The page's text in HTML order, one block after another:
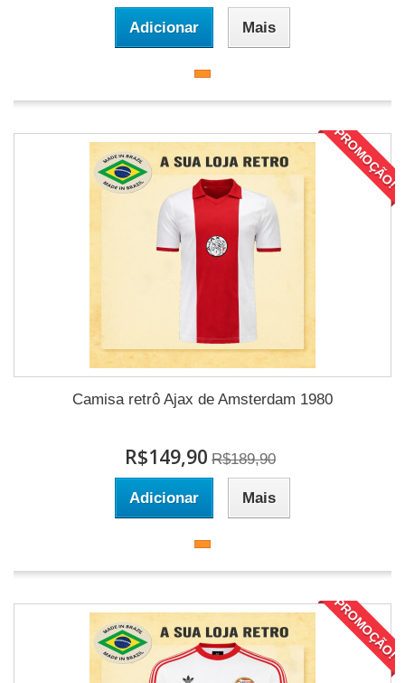
Adicionar Mais
PROMOÇÃO!
Camisa retrô Ajax de Amsterdam 1980
R$149,90 R$189,90
Adicionar Mais
PROMOÇÃO!